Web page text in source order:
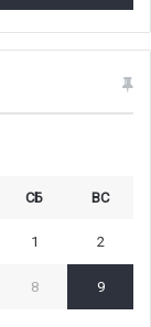
СБ ВС
1 2
8 9